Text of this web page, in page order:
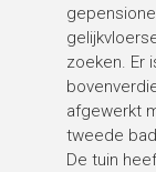
zoeken. Er
afgewerkt
tweede
De tuin